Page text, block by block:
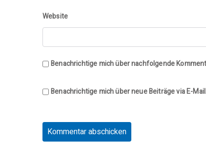
Website
Benachrichtige mich über nachfolgende
Benachrichtige mich über neue Beiträge via E-